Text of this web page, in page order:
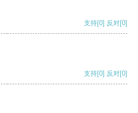
支持[0] 反对[0]
支持[0] 反对[0]